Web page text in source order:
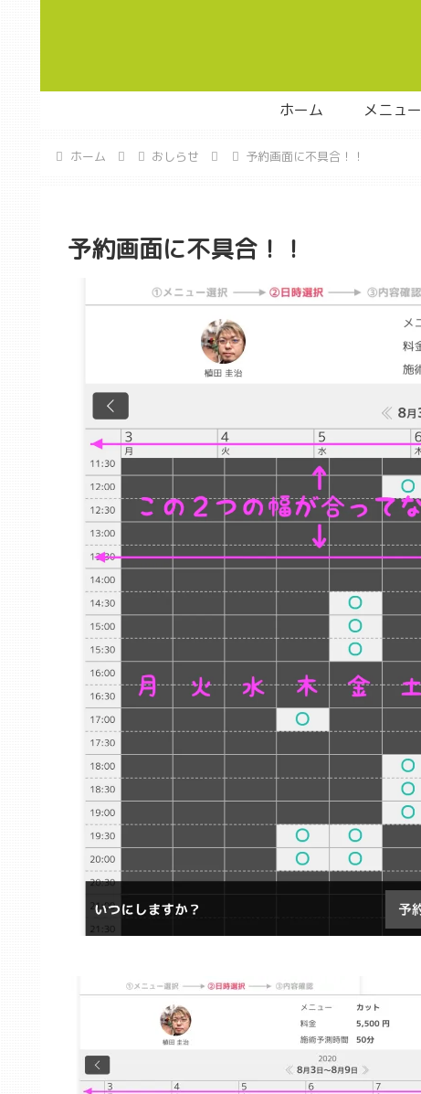
ホーム メニュー
ホーム おしらせ 予約画面に不具合！！
予約画面に不具合！！